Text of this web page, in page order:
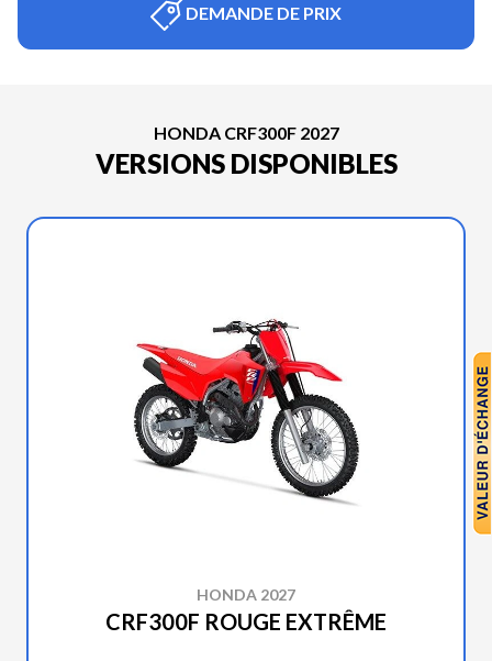
DEMANDE DE PRIX
HONDA CRF300F 2027
VERSIONS DISPONIBLES
HONDA 2027
CRF300F ROUGE EXTRÊME